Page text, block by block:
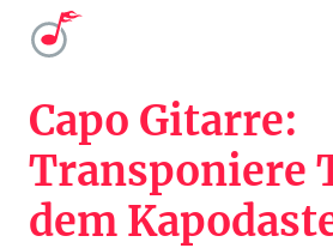
Capo Gitarre:
Transponiere
dem